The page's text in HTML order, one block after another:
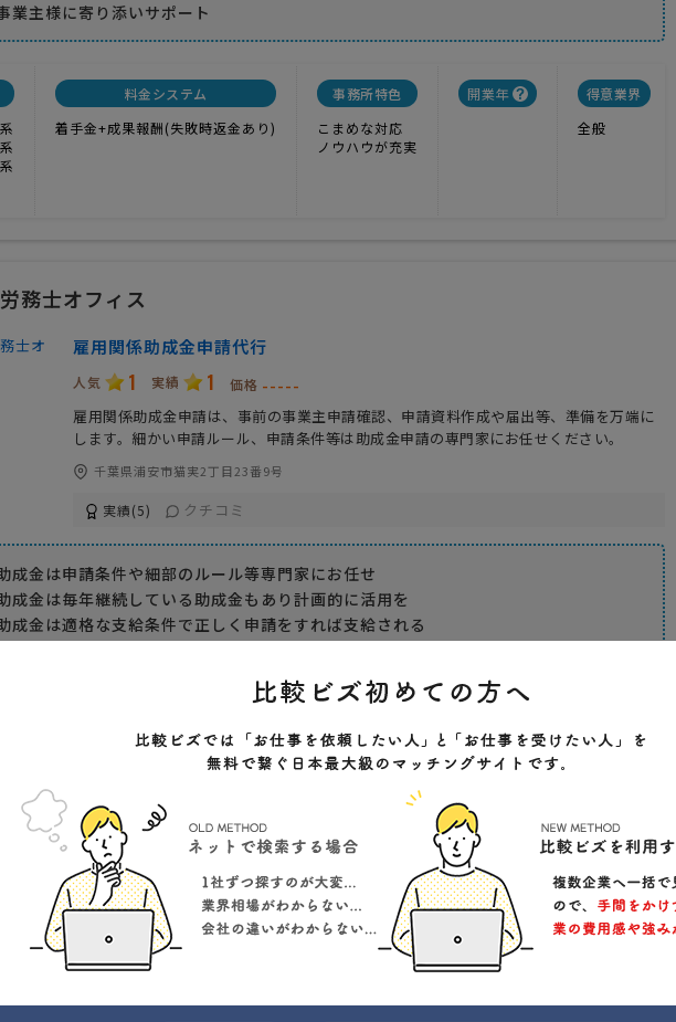
業主様に寄り添いサポート
料金システム
着手金+成果報酬(失敗時返金あり)
事務所特色
こまめな対応
ノウハウが充実
開業年
得意業界
全般
務士オフィス
雇用関係助成金申請代行
人気 1 実績 1 価格 -----
雇用関係助成金申請は、事前の事業主申請確認、申請資料作成や届出等、準備を万端に
します。細かい申請ルール、申請条件等は助成金申請の専門家にお任せください。
千葉県浦安市猫実2丁目23番9号
実績(5) クチコミ
成金は申請条件や細部のルール等専門家にお任せ
成金は毎年継続している助成金もあり計画的に活用を
成金は適格な支給条件で正しく申請をすれば支給される
整系
完全成果報酬
事務所特色
対応が早い
実績が豊富
開業年
得意業界
製造業
情報通信業
労務士事務所
助成金申請代行
人気 1
御社のご状況に合わせた助成金の申請代行をいたします